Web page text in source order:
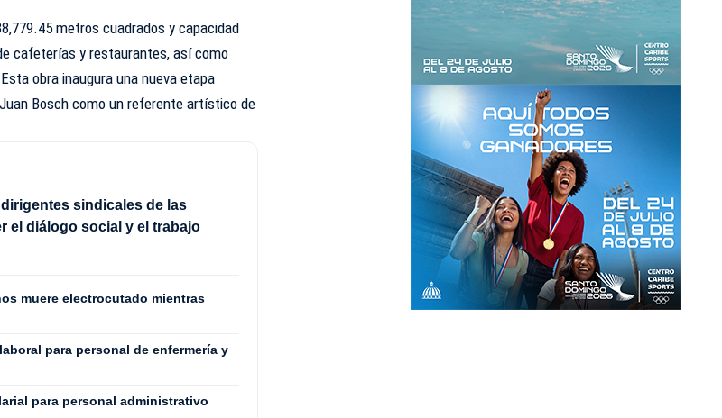
metros cuadrados y capacidad
cafeterías y restaurantes, así como
obra inaugura una nueva etapa
Bosch como un referente artístico de
dirigentes sindicales de las
el diálogo social y el trabajo
muere electrocutado mientras
para personal de enfermería y
para personal administrativo